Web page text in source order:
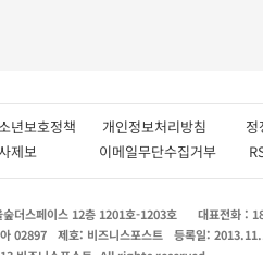
년보호정책 개인정보처리방침 정
사제보 이메일무단수집거부
더스페이스 12층 1201호-1203호 대표전화 :
02897 제호: 비즈니스포스트 등록일: